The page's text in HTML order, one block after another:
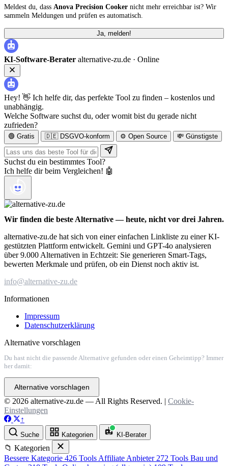
Meldest du, dass Anova Precision Cooker nicht mehr erreichbar ist? Wir
sammeln Meldungen und prüfen es automatisch.
Ja, melden!
KI-Software-Berater alternative-zu.de · Online
Hey! 👋 Ich helfe dir, das perfekte Tool zu finden – kostenlos und
unabhängig.
Welche Software suchst du, oder womit bist du gerade nicht
zufrieden?
🟢 Gratis 🇩🇪 DSGVO-konform ⚙️ Open Source 💸 Günstigste
Suchst du ein bestimmtes Tool?
Ich helfe dir beim Vergleichen! 🤖
Wir finden die beste Alternative — heute, nicht vor drei Jahren.
alternative-zu.de hat sich von einer einfachen Linkliste zu einer KI-
gestützten Plattform entwickelt. Gemini und GPT-4o analysieren
über 9.000 Alternativen in Echtzeit: Sie generieren Smart-Tags,
bewerten Merkmale und prüfen, ob ein Dienst noch aktiv ist.
info@alternative-zu.de
Informationen
Impressum
Datenschutzerklärung
Alternative vorschlagen
Du hast nicht die passende Alternative gefunden oder einen Geheimtipp? Immer
her damit:
Alternative vorschlagen
© 2026 alternative-zu.de — All Rights Reserved. | Cookie-
Einstellungen
↑
Suche Kategorien KI-Berater
📁 Kategorien
Bessere Kategorie 426 Tools Affiliate Anbieter 272 Tools Bau und